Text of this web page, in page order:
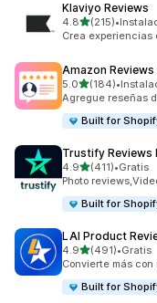
Klaviyo Reviews
4.8de 5 estrellas
(215)
215 reseñas en
•
Crea experiencias
Amazon Reviews
5.0de 5 estrellas
(184)
184 reseñas en
•
Agregue reseñas
Built for
Trustify Reviews
4.9de 5 estrellas
(411)
411 reseñas en total
•Gratis
Photo
Built for
LAI Product
4.9de 5 estrellas
(491)
491 reseñas en total
•Gratis
Convierte más
Built for